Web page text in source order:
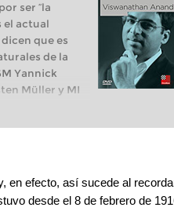
ser “la
el actual
que es
de la
Yannick
Müller y MI
Anand y
con la
en efecto, así sucede al
desde el 8 de febrero de